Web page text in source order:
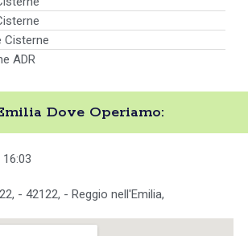
Cisterne
ADR
Dove Operiamo:
- 42122, - Reggio nell'Emilia,